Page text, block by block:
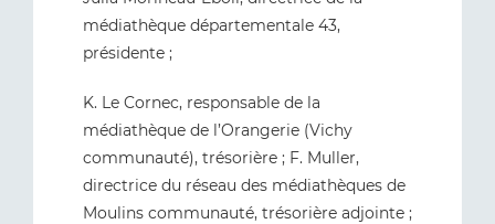
médiathèque départementale 43,
présidente ;
K. Le Cornec, responsable de la
médiathèque de l’Orangerie (Vichy
communauté), trésorière ; F. Muller,
directrice du réseau des médiathèques de
Moulins communauté, trésorière adjointe ;